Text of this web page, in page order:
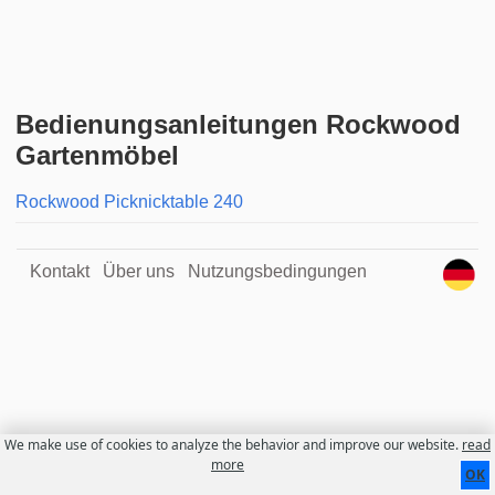
Bedienungsanleitungen Rockwood
Gartenmöbel
Rockwood Picknicktable 240
Kontakt Über uns Nutzungsbedingungen
We make use of cookies to analyze the behavior and improve our website. read
more
OK